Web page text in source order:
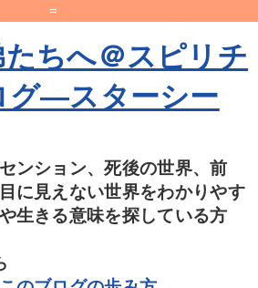
=
ちへ＠スピリチ
グ―スターシー
ンション、死後の世界、前
に見えない世界をわかりやす
生きる意味を探している方